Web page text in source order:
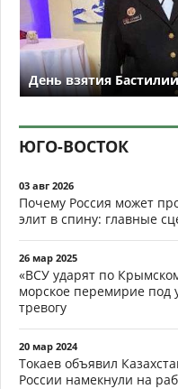
День взятия Бастилии
ЮГО-ВОСТОК
03 авг 2026
Почему Россия может
элит в спину: главные
26 мар 2025
«ВСУ ударят по
морское перемирие под
тревогу
20 мар 2024
Токаев объявил
России намекнули на